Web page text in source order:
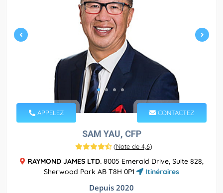
APPELEZ CONTACTEZ
SAM YAU, CFP
(Note de 4,6)
RAYMOND JAMES LTD.8005 Emerald Drive, Suite 828,
Sherwood Park AB T8H 0P1
Itinéraires
Depuis 2020